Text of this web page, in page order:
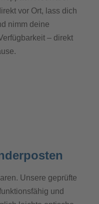
vor Ort, lass dich
nimm deine
– direkt
Unsere geprüfte
und